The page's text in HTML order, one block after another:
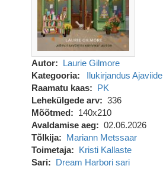
Autor
Laurie Gilmore
Kategooria
Ilukirjandus Ajaviide
Raamatu kaas
PK
Lehekülgede arv
336
Mõõtmed
140x210
Avaldamise aeg
02.06.2026
Tõlkija
Mariann Metssaar
Toimetaja
Kristi Kallaste
Sari
Dream Harbori sari